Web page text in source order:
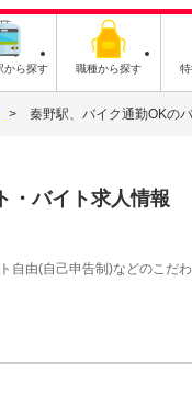
から探す 職種から探す
秦野駅、バイク通勤OKの
・バイト求人情報
由(自己申告制)などのこだ